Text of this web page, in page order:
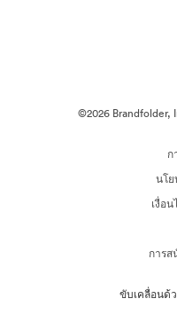
©2026 Brandfolder,
ก
นโ
เงื่อ
การส
ขับเคลื่อนด้